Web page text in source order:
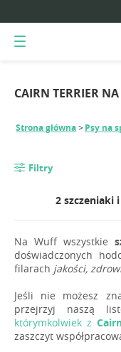
CAIRN TERRIER
Strona główna Psy na
Filtry
2 szczeniaki
Na Wuff wszystkie
doświadczonych
filarach jakości,
Jeśli nie możesz
przejrzyj naszą
którymkolwiek z
zaszczyt